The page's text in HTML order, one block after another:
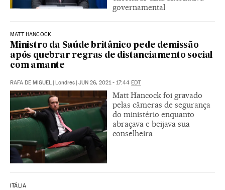
governamental
MATT HANCOCK
Ministro da Saúde britânico pede demissão
após quebrar regras de distanciamento social
com amante
RAFA DE MIGUEL Londres JUN 26, 2021 - 17:44 EDT
Matt Hancock foi gravado
pelas câmeras de segurança
do ministério enquanto
abraçava e beijava sua
conselheira
ITÁLIA